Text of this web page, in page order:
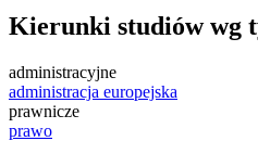
Kierunki studiów wg
administracyjne
administracja europejska
prawnicze
prawo